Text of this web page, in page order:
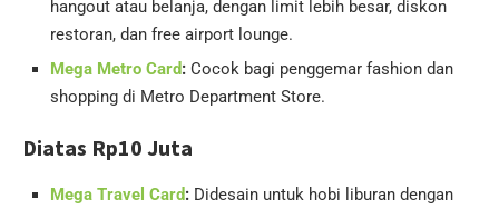
hangout atau belanja, dengan limit lebih besar, diskon
restoran, dan free airport lounge.
Mega Metro Card: Cocok bagi penggemar fashion dan
shopping di Metro Department Store.
Diatas Rp10 Juta
Mega Travel Card: Didesain untuk hobi liburan dengan